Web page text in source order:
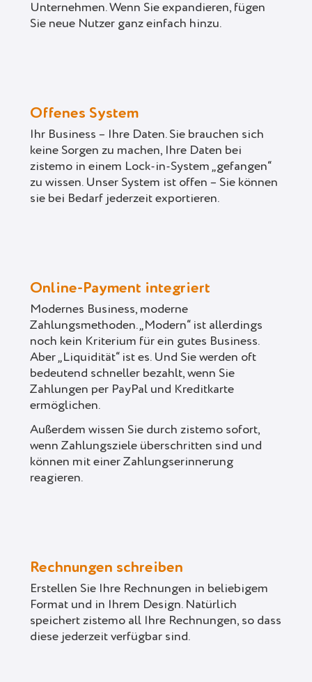
Unternehmen. Wenn Sie expandieren, fügen
Sie neue Nutzer ganz einfach hinzu.
Offenes System
Ihr Business – Ihre Daten. Sie brauchen sich
keine Sorgen zu machen, Ihre Daten bei
zistemo in einem Lock-in-System „gefangen“
zu wissen. Unser System ist offen – Sie können
sie bei Bedarf jederzeit exportieren.
Online-Payment integriert
Modernes Business, moderne
Zahlungsmethoden. „Modern“ ist allerdings
noch kein Kriterium für ein gutes Business.
Aber „Liquidität“ ist es. Und Sie werden oft
bedeutend schneller bezahlt, wenn Sie
Zahlungen per PayPal und Kreditkarte
ermöglichen.
Außerdem wissen Sie durch zistemo sofort,
wenn Zahlungsziele überschritten sind und
können mit einer Zahlungserinnerung
reagieren.
Rechnungen schreiben
Erstellen Sie Ihre Rechnungen in beliebigem
Format und in Ihrem Design. Natürlich
speichert zistemo all Ihre Rechnungen, so dass
diese jederzeit verfügbar sind.